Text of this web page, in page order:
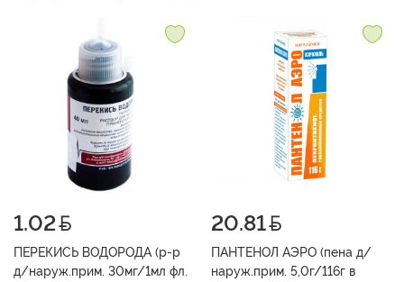
1.02
ПЕРЕКИСЬ ВОДОРОДА (р-р
д/наруж.прим. 30мг/1мл фл.
20.81
ПАНТЕНОЛ АЭРО (пена д/
наруж.прим. 5,0г/116г в